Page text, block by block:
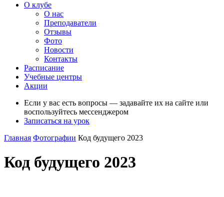
О клубе
О нас
Преподаватели
Отзывы
Фото
Новости
Контакты
Расписание
Учебные центры
Акции
Если у вас есть вопросы — задавайте их на сайте или
воспользуйтесь мессенджером
Записаться на урок
Главная Фотографии Код будущего 2023
Код будущего 2023